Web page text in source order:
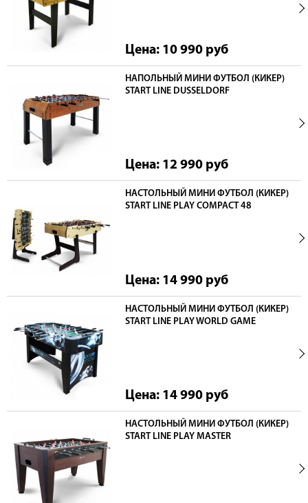
Цена: 10 990 руб
НАПОЛЬНЫЙ МИНИ ФУТБОЛ (КИКЕР)
START LINE DUSSELDORF
Цена: 12 990 руб
НАСТОЛЬНЫЙ МИНИ ФУТБОЛ (КИКЕР)
START LINE PLAY COMPACT 48
Цена: 14 990 руб
НАСТОЛЬНЫЙ МИНИ ФУТБОЛ (КИКЕР)
START LINE PLAY WORLD GAME
Цена: 14 990 руб
НАСТОЛЬНЫЙ МИНИ ФУТБОЛ (КИКЕР)
START LINE PLAY MASTER